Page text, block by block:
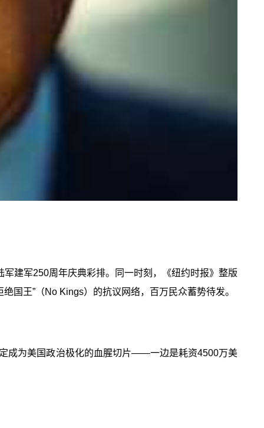
建军250周年庆典彩排。同一时刻，《纽约时报》整版
国王”（No Kings）的抗议网络，百万民众蓄势待发。
成为美国政治极化的血腥切片——一边是耗资4500万美